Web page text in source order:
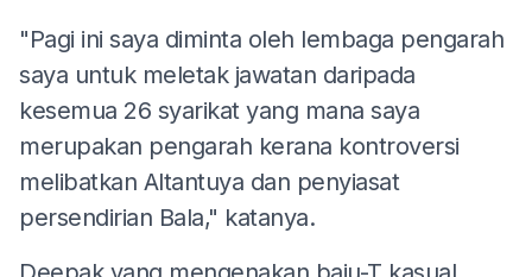
"Pagi ini saya diminta oleh lembaga pengarah
saya untuk meletak jawatan daripada
kesemua 26 syarikat yang mana saya
merupakan pengarah kerana kontroversi
melibatkan Altantuya dan penyiasat
persendirian Bala," katanya.